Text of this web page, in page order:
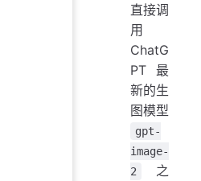
直接调
用
ChatG
PT 最
新的生
图模型
gpt-
image-
2
之